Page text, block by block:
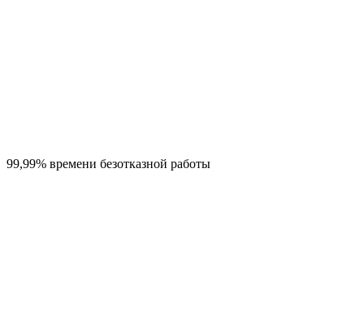
99,99% времени безотказной работы